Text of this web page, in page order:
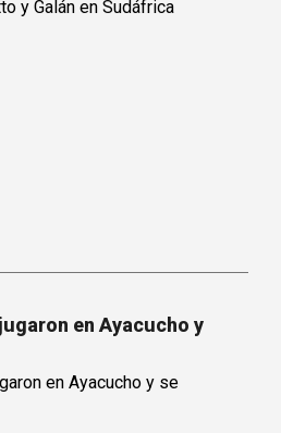
en Ayacucho y